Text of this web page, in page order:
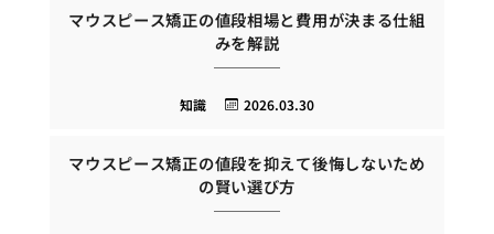
マウスピース矯正の値段相場と費用が決まる仕組
みを解説
2026.03.30
知識
マウスピース矯正の値段を抑えて後悔しないため
の賢い選び方